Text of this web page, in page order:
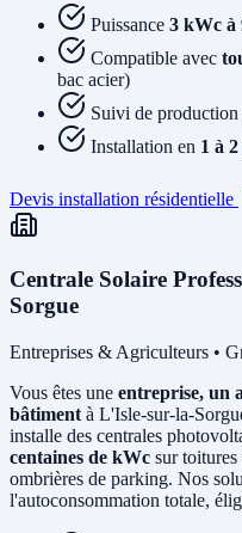
Puissance 3 kWc à
Compatible avec
bac acier)
Suivi de
Installation en 1 à
Devis installation résidentielle
Centrale Solaire
Sorgue
Entreprises & Agriculteurs •
Vous êtes une entreprise, un
bâtiment à L'Isle-sur-la-
installe des centrales
centaines de kWc sur
ombrières de parking. Nos
l'autoconsommation totale,